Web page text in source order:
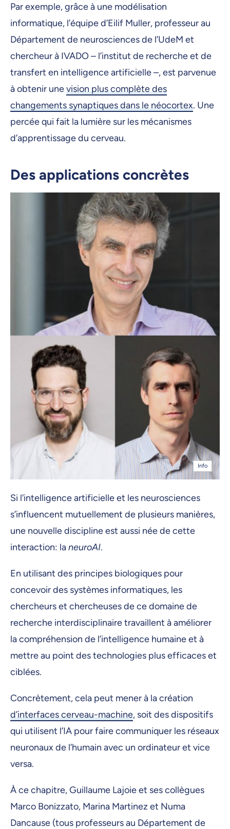
Par exemple, grâce à une modélisation
informatique, l’équipe d’Eilif Muller, professeur au
Département de neurosciences de l’UdeM et
chercheur à IVADO – l’institut de recherche et de
transfert en intelligence artificielle –, est parvenue
à obtenir unevision plus complète des
changements synaptiques dans le néocortex. Une
percée qui fait la lumière sur les mécanismes
d’apprentissage du cerveau.
Des applications concrètes
Info
Si l’intelligence artificielle et les neurosciences
s’influencent mutuellement de plusieurs manières,
une nouvelle discipline est aussi née de cette
interaction: laneuroAI.
En utilisant des principes biologiques pour
concevoir des systèmes informatiques, les
chercheurs et chercheuses de ce domaine de
recherche interdisciplinaire travaillent à améliorer
la compréhension de l’intelligence humaine et à
mettre au point des technologies plus efficaces et
ciblées.
Concrètement, cela peut mener à la création
d’interfaces cerveau-machine, soit des dispositifs
qui utilisent l’IA pour faire communiquer les réseaux
neuronaux de l’humain avec un ordinateur et vice
versa.
À ce chapitre, Guillaume Lajoie et ses collègues
Marco Bonizzato, Marina Martinez et Numa
Dancause (tous professeurs au Département de